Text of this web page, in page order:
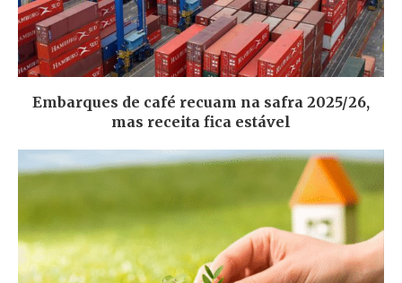
Embarques de café recuam na safra 2025/26,
mas receita fica estável